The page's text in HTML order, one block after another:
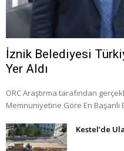
İznik Belediyesi
Yer Aldı
ORC Araştırma tarafından
Memnuniyetine Göre En
Kestel’de